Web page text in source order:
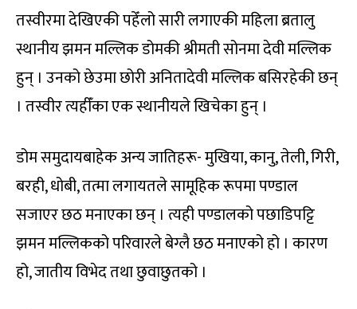
तस्वीरमा देखिएकी पहेँलो सारी लगाएकी महिला ब्रतालु
स्थानीय झमन मल्लिक डोमकी श्रीमती सोनमा देवी मल्लिक
हुन् । उनको छेउमा छोरी अनितादेवी मल्लिक बसिरहेकी छन्
। तस्वीर त्यहीँका एक स्थानीयले खिचेका हुन् ।
डोम समुदायबाहेक अन्य जातिहरू- मुखिया, कानु, तेली, गिरी,
बरही, धोबी, तत्मा लगायतले सामूहिक रूपमा पण्डाल
सजाएर छठ मनाएका छन् । त्यही पण्डालको पछाडिपट्टि
झमन मल्लिकको परिवारले बेग्लै छठ मनाएको हो । कारण
हो, जातीय विभेद तथा छुवाछुतको ।